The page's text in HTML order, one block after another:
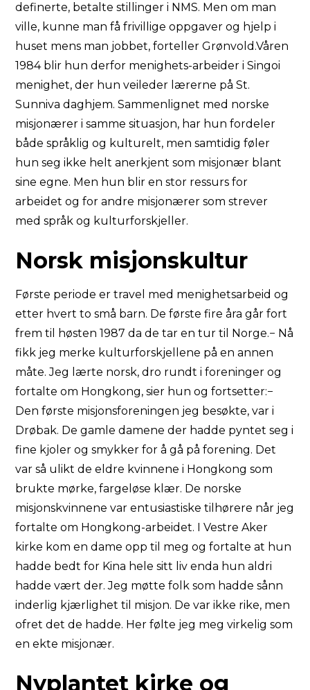
definerte, betalte stillinger i NMS. Men om man
ville, kunne man få frivillige oppgaver og hjelp i
huset mens man jobbet, forteller Grønvold.Våren
1984 blir hun derfor menighets-arbeider i Singoi
menighet, der hun veileder lærerne på St.
Sunniva daghjem. Sammenlignet med norske
misjonærer i samme situasjon, har hun fordeler
både språklig og kulturelt, men samtidig føler
hun seg ikke helt anerkjent som misjonær blant
sine egne. Men hun blir en stor ressurs for
arbeidet og for andre misjonærer som strever
med språk og kulturforskjeller.
Norsk misjonskultur
Første periode er travel med menighetsarbeid og
etter hvert to små barn. De første fire åra går fort
frem til høsten 1987 da de tar en tur til Norge.− Nå
fikk jeg merke kulturforskjellene på en annen
måte. Jeg lærte norsk, dro rundt i foreninger og
fortalte om Hongkong, sier hun og fortsetter:−
Den første misjonsforeningen jeg besøkte, var i
Drøbak. De gamle damene der hadde pyntet seg i
fine kjoler og smykker for å gå på forening. Det
var så ulikt de eldre kvinnene i Hongkong som
brukte mørke, fargeløse klær. De norske
misjonskvinnene var entusiastiske tilhørere når jeg
fortalte om Hongkong-arbeidet. I Vestre Aker
kirke kom en dame opp til meg og fortalte at hun
hadde bedt for Kina hele sitt liv enda hun aldri
hadde vært der. Jeg møtte folk som hadde sånn
inderlig kjærlighet til misjon. De var ikke rike, men
ofret det de hadde. Her følte jeg meg virkelig som
en ekte misjonær.
Nyplantet kirke og